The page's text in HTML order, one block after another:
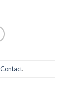
Contact.